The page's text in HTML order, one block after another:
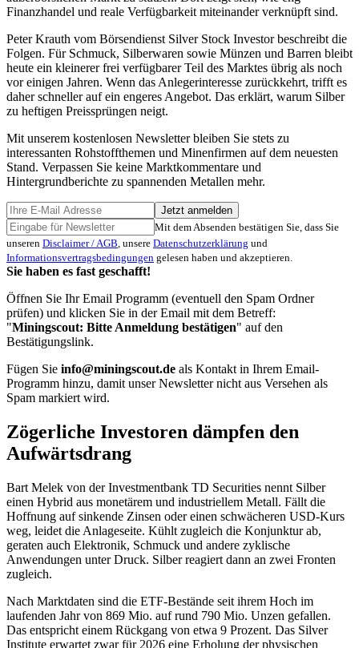
Finanzhandel und reale Verfügbarkeit miteinander verknüpft sind.
Peter Krauth vom Börsendienst Silver Stock Investor beschreibt die
Folgen. Für Schmuck, Silberwaren sowie Münzen und Barren bleibt
heute ein kleinerer frei verfügbarer Teil des Marktes übrig als noch
vor einigen Jahren. Wenn das Anlegerinteresse zurückkehrt, trifft es
daher schneller auf ein engeres Angebot. Das erklärt, warum Silber
zu heftigen Preissprüngen neigt.
Mit unserem kostenlosen Newsletter bleiben Sie stets zu
interessanten Rohstoffthemen und Minenfirmen auf dem neuesten
Stand. Verpassen Sie keine Marktkommentare und
Hintergrundberichte zu spannenden Metallen mehr.
Jetzt anmelden
Mit dem Absenden bestätigen Sie, dass Sie
unseren Disclaimer / AGB, unsere Datenschutzerklärung und
Informationsvertragsbedingungen gelesen haben und akzeptieren.
Sie haben es fast geschafft!
Öffnen Sie Ihr Email Programm (eventuell den Spam Ordner
prüfen) und klicken Sie in der Email mit dem Betreff:
"Miningscout: Bitte Anmeldung bestätigen" auf den
Bestätigungslink.
Fügen Sie info@miningscout.de als Kontakt in Ihrem Email-
Programm hinzu, damit unser Newsletter nicht aus Versehen als
Spam markiert wird.
Zögerliche Investoren dämpfen den
Aufwärtsdrang
Bart Melek von der Investmentbank TD Securities nennt Silber
einen Hybrid aus monetärem und industriellem Metall. Fällt die
Hoffnung auf sinkende Zinsen oder einen schwächeren USD-Kurs
weg, leidet die Anlageseite. Kühlt zugleich die Konjunktur ab,
geraten auch Elektronik, Schmuck und andere zyklische
Anwendungen unter Druck. Silber reagiert dann an zwei Fronten
zugleich.
Nach Marktdaten sind die ETF-Bestände seit ihrem Hoch im
laufenden Jahr von 869 Mio. auf rund 790 Mio. Unzen gefallen.
Das entspricht einem Rückgang von etwa 9 Prozent. Das Silver
Institute erwartet zwar für 2026 eine Erholung der physischen